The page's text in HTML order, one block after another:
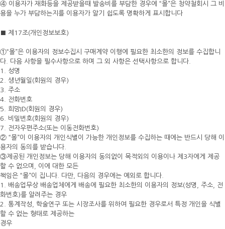
④ 이용자가 재화등을 제공받을때 발송비를 부담한 경우에 “몰”은 청약철회시 그 비
용을 누가 부담하는지를 이용자가 알기 쉽도록 명확하게 표시합니다
■ 제17조(개인정보보호)
①“몰”은 이용자의 정보수집시 구매계약 이행에 필요한 최소한의 정보를 수집합니
다. 다음 사항을 필수사항으로 하며 그 외 사항은 선택사항으로 합니다.
1. 성명
2. 생년월일(회원의 경우)
3. 주소
4. 전화번호
5. 희망ID(회원의 경우)
6. 비밀번호(회원의 경우)
7. 전자우편주소(또는 이동전화번호)
② “몰”이 이용자의 개인식별이 가능한 개인정보를 수집하는 때에는 반드시 당해 이
용자의 동의를 받습니다.
③제공된 개인정보는 당해 이용자의 동의없이 목적외의 이용이나 제3자에게 제공
할 수 없으며, 이에 대한 모든
책임은 “몰”이 집니다. 다만, 다음의 경우에는 예외로 합니다.
1. 배송업무상 배송업체에게 배송에 필요한 최소한의 이용자의 정보(성명, 주소, 전
화번호)를 알려주는 경우
2. 통계작성, 학술연구 또는 시장조사를 위하여 필요한 경우로서 특정 개인을 식별
할 수 없는 형태로 제공하는
경우